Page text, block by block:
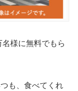
様に無料でもら
も、食べてくれ